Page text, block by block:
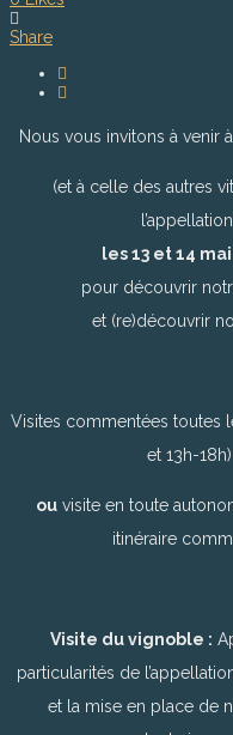
Share
Nous vous invitons à venir
(et à celle des autres
les 13 et 14
pour découvrir
et (re)découvrir
Visites commentées toutes
et 13h-18h)
ou visite en toute
itinéraire
Visite du vignoble :
particularités de
et la mise en place de